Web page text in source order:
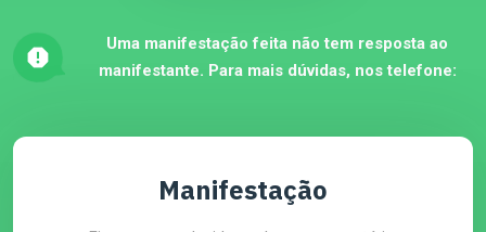
Uma manifestação feita não tem resposta ao
manifestante. Para mais dúvidas, nos telefone:
Manifestação